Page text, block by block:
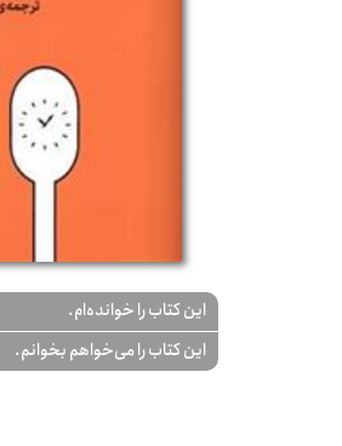
این کتاب را خوانده‌ام.
این کتاب را می‌خواهم بخوانم.